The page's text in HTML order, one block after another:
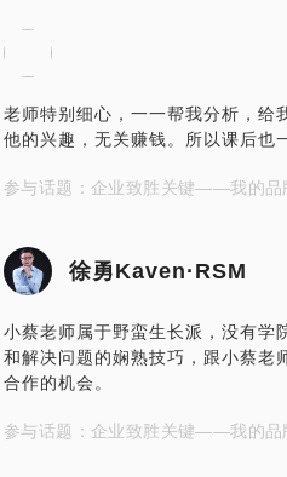
品牌这些强大的竞争对手，他
境，譬如尽可能买地或者买房
他还告诉我，你以为这几千家
“品牌”究竟是什么？
这几年，我走遍诸多城市，拜
牌？不就是牌子吗？注册一下
措。在这，我也仅能简要地分
欢迎约我，我谨以最诚挚的心
以下是我在一次广告公司分享
http://mp.weixin.qq.com/
老师特别细心，一一帮我分析，给
他的兴趣，无关赚钱。所以课后也
参与话题：企业致胜关键——我的品
徐勇Kaven·RSM
小蔡老师属于野蛮生长派，没有学
和解决问题的娴熟技巧，跟小蔡老
合作的机会。
参与话题：企业致胜关键——我的品